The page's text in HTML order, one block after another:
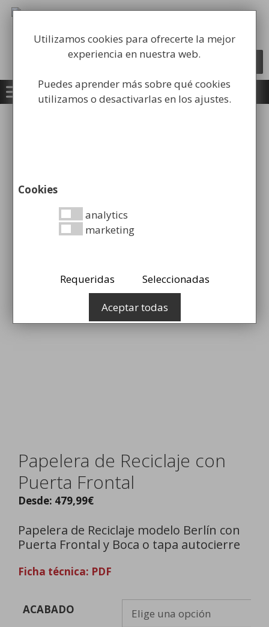
Saltar
contenido
equipamiento para la higiene industrial
Búsqueda
Papelera de Reciclaje con
Puerta Frontal
Desde: 479,99€
Papelera de Reciclaje modelo Berlín con
Puerta Frontal y Boca o tapa autocierre
Ficha técnica: PDF
ACABADO
Utilizamos cookies para ofrecerte la mejor
experiencia en nuestra web.
Puedes aprender más sobre qué cookies
utilizamos o desactivarlas en los ajustes.
Cookies
analytics
marketing
Requeridas Seleccionadas
Aceptar todas